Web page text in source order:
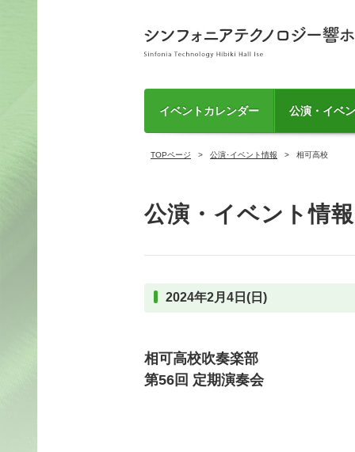
イベントカレンダー 公演・イベ
TOPページ 公演･イベント情報 相可高校
公演・イベント情報
2024年2月4日(日)
相可高校吹奏楽部
第56回 定期演奏会